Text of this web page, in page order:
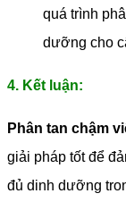
quá trình
dưỡng cho
4. Kết luận:
Phân tan chậm
giải pháp tốt để
đủ dinh dưỡng